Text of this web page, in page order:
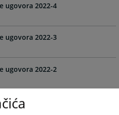
ugovora 2022-4
ugovora 2022-3
ugovora 2022-2
2022-1